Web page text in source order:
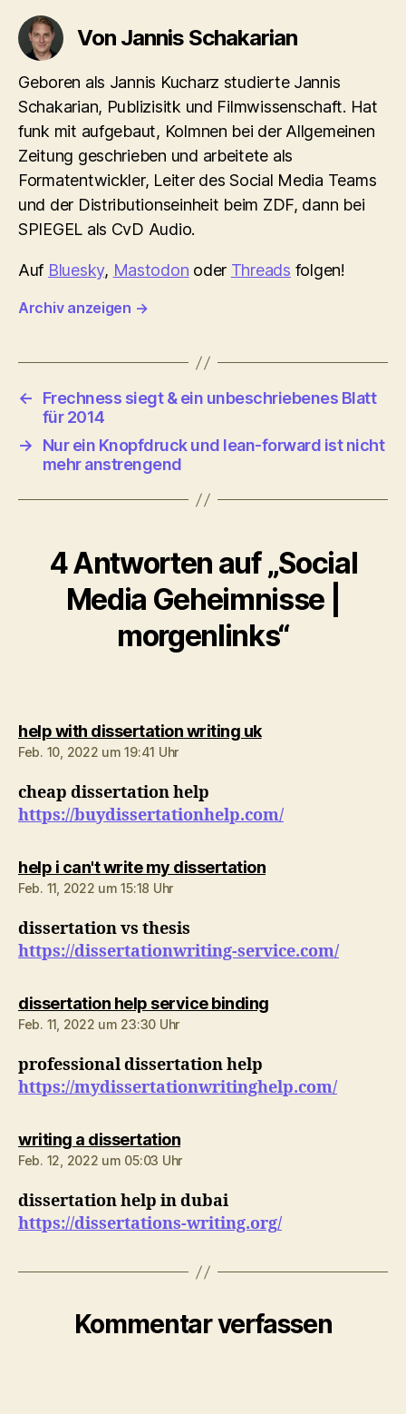
Von Jannis Schakarian
Geboren als Jannis Kucharz studierte Jannis
Schakarian, Publizisitk und Filmwissenschaft. Hat
funk mit aufgebaut, Kolmnen bei der Allgemeinen
Zeitung geschrieben und arbeitete als
Formatentwickler, Leiter des Social Media Teams
und der Distributionseinheit beim ZDF, dann bei
SPIEGEL als CvD Audio.
Auf Bluesky, Mastodon oder Threads folgen!
Archiv anzeigen →
←
Frechness siegt & ein unbeschriebenes Blatt
für 2014
→
Nur ein Knopfdruck und lean-forward ist nicht
mehr anstrengend
4 Antworten auf „Social
Media Geheimnisse |
morgenlinks“
help with dissertation writing uksagt:
Feb. 10, 2022 um 19:41 Uhr
cheap dissertation help
https://buydissertationhelp.com/
help i can't write my dissertationsagt:
Feb. 11, 2022 um 15:18 Uhr
dissertation vs thesis
https://dissertationwriting-service.com/
dissertation help service bindingsagt:
Feb. 11, 2022 um 23:30 Uhr
professional dissertation help
https://mydissertationwritinghelp.com/
writing a dissertationsagt:
Feb. 12, 2022 um 05:03 Uhr
dissertation help in dubai
https://dissertations-writing.org/
Kommentar verfassen